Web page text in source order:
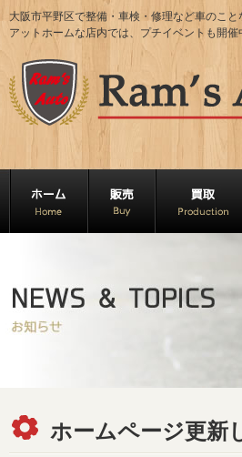
大阪市平野区で整備・車検・修理など車のこと
アットホームな店内では、プチイベントも開催
ホームページ更新